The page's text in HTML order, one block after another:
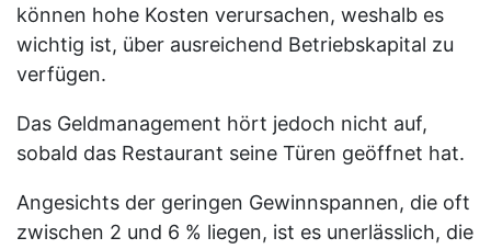
können hohe Kosten verursachen, weshalb es
wichtig ist, über ausreichend Betriebskapital zu
verfügen.
Das Geldmanagement hört jedoch nicht auf,
sobald das Restaurant seine Türen geöffnet hat.
Angesichts der geringen Gewinnspannen, die oft
zwischen 2 und 6 % liegen, ist es unerlässlich, die